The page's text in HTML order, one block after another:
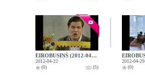
EIROBUSIŅŠ (2012-04-22)
2012-04-22
(0)
(5)
2012-04-29
(0)